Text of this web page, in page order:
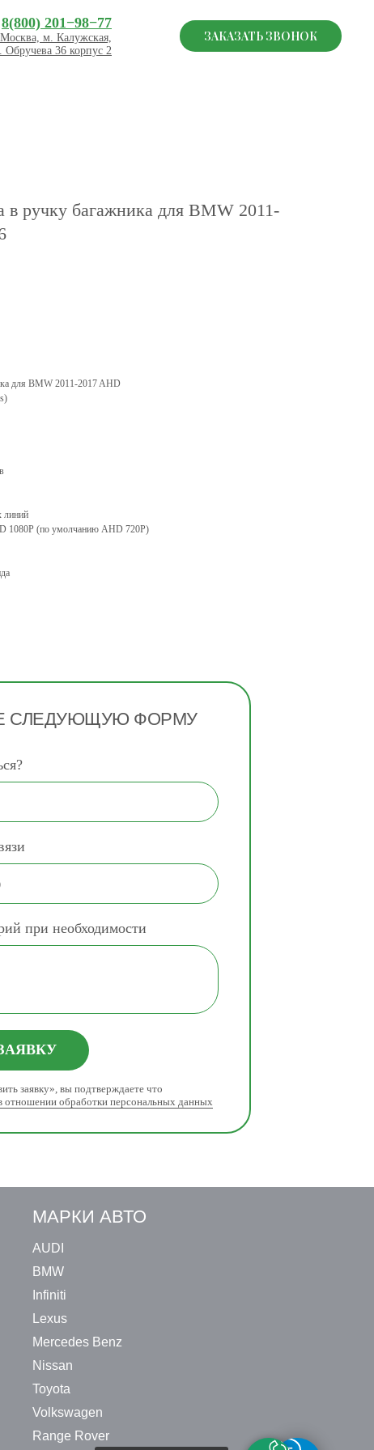
8(800) 201−98−77
Москва, м. Калужская,
Обручева 36 корпус 2
ЗАКАЗАТЬ ЗВОНОК
в ручку багажника для BMW 2011-
для BMW 2011-2017 AHD
линий
1080P (по умолчанию AHD 720P)
при необходимости
заявку», вы подтверждаете что
отношении обработки персональных данных
СЛЕДУЮЩУЮ ФОРМУ
МАРКИ АВТО
AUDI
BMW
Infiniti
Lexus
Mercedes Benz
Nissan
Toyota
Volkswagen
Range Rover